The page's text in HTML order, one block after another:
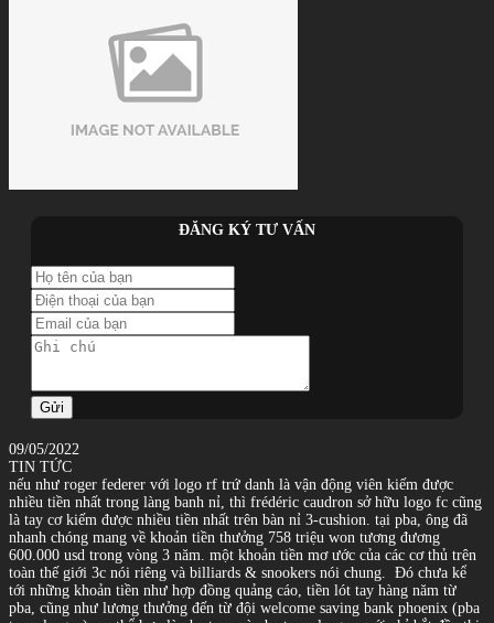
ĐĂNG KÝ TƯ VẤN
Gửi
09/05/2022
TIN TỨC
nếu như roger federer với logo rf trứ danh là vận động viên kiếm được
nhiều tiền nhất trong làng banh nỉ, thì frédéric caudron sở hữu logo fc cũng
là tay cơ kiếm được nhiều tiền nhất trên bàn nỉ 3-cushion. tại pba, ông đã
nhanh chóng mang về khoản tiền thưởng 758 triệu won tương đương
600.000 usd trong vòng 3 năm. một khoản tiền mơ ước của các cơ thủ trên
toàn thế giới 3c nói riêng và billiards & snookers nói chung.
Đó chưa kể
tới những khoản tiền như hợp đồng quảng cáo, tiền lót tay hàng năm từ
pba, cũng như lương thưởng đến từ đội welcome saving bank phoenix (pba